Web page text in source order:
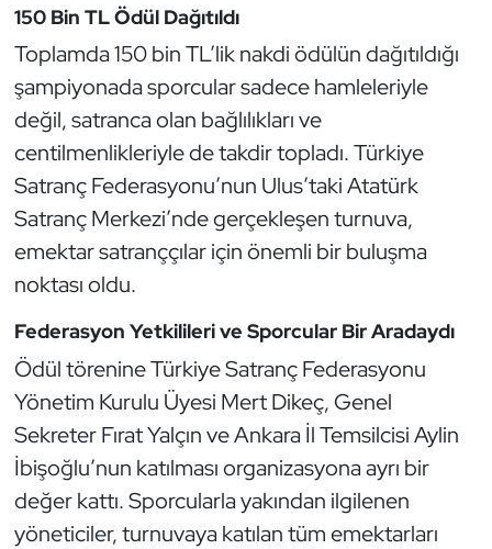
150 Bin TL Ödül Dağıtıldı
Toplamda 150 bin TL’lik nakdi ödülün dağıtıldığı
şampiyonada sporcular sadece hamleleriyle
değil, satranca olan bağlılıkları ve
centilmenlikleriyle de takdir topladı. Türkiye
Satranç Federasyonu’nun Ulus’taki Atatürk
Satranç Merkezi’nde gerçekleşen turnuva,
emektar satranççılar için önemli bir buluşma
noktası oldu.
Federasyon Yetkilileri ve Sporcular Bir Aradaydı
Ödül törenine Türkiye Satranç Federasyonu
Yönetim Kurulu Üyesi Mert Dikeç, Genel
Sekreter Fırat Yalçın ve Ankara İl Temsilcisi Aylin
İbişoğlu’nun katılması organizasyona ayrı bir
değer kattı. Sporcularla yakından ilgilenen
yöneticiler, turnuvaya katılan tüm emektarları
Kayak
Kempo
Kick Boks
Kürek
Masa Tenisi
Modern Pentatlon
Motor Sporları
Muay Thai
Okçuluk
Optimist